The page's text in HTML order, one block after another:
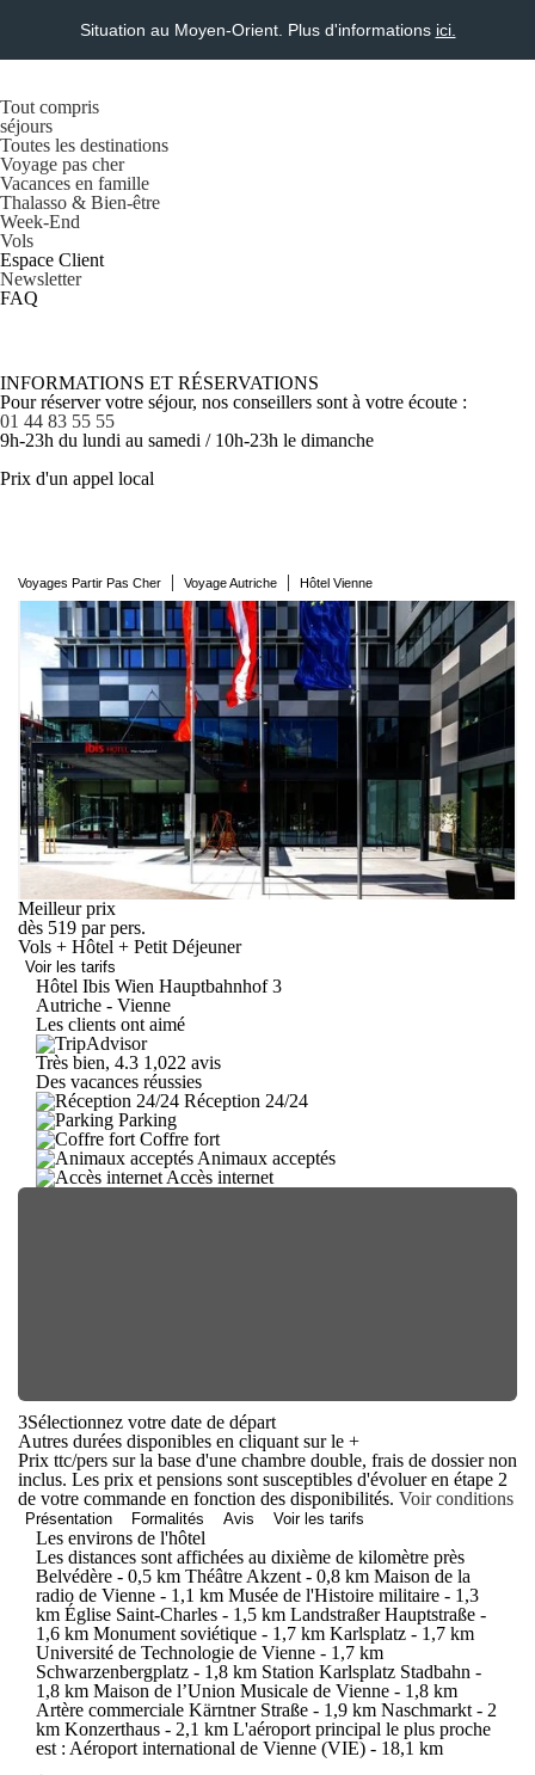
Situation au Moyen-Orient. Plus d'informations ici.
Tout compris
séjours
Toutes les destinations
Voyage pas cher
Vacances en famille
Thalasso & Bien-être
Week-End
Vols
Espace Client
Newsletter
FAQ
INFORMATIONS ET RÉSERVATIONS
Pour réserver votre séjour, nos conseillers sont à votre écoute :
01 44 83 55 55
9h-23h du lundi au samedi / 10h-23h le dimanche
Prix d'un appel local
Voyages Partir Pas Cher | Voyage Autriche | Hôtel Vienne
Meilleur prix
dès 519 par pers.
Vols + Hôtel + Petit Déjeuner
Voir les tarifs
Hôtel Ibis Wien Hauptbahnhof3
Autriche - Vienne
Les clients ont aimé
Très bien, 4.3 1,022 avis
Des vacances réussies
Réception 24/24
Parking
Coffre fort
Animaux acceptés
Accès internet
3Sélectionnez votre date de départ
Autres durées disponibles en cliquant sur le +
Prix ttc/pers sur la base d'une chambre double, frais de dossier non
inclus. Les prix et pensions sont susceptibles d'évoluer en étape 2
de votre commande en fonction des disponibilités. Voir conditions
Présentation Formalités Avis Voir les tarifs
Les environs de l'hôtel
Les distances sont affichées au dixième de kilomètre près
Belvédère - 0,5 km Théâtre Akzent - 0,8 km Maison de la
radio de Vienne - 1,1 km Musée de l'Histoire militaire - 1,3
km Église Saint-Charles - 1,5 km Landstraßer Hauptstraße -
1,6 km Monument soviétique - 1,7 km Karlsplatz - 1,7 km
Université de Technologie de Vienne - 1,7 km
Schwarzenbergplatz - 1,8 km Station Karlsplatz Stadbahn -
1,8 km Maison de l’Union Musicale de Vienne - 1,8 km
Artère commerciale Kärntner Straße - 1,9 km Naschmarkt - 2
km Konzerthaus - 2,1 km L'aéroport principal le plus proche
est : Aéroport international de Vienne (VIE) - 18,1 km